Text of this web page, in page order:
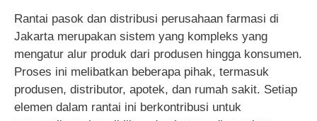
Rantai pasok dan distribusi perusahaan farmasi di
Jakarta merupakan sistem yang kompleks yang
mengatur alur produk dari produsen hingga konsumen.
Proses ini melibatkan beberapa pihak, termasuk
produsen, distributor, apotek, dan rumah sakit. Setiap
elemen dalam rantai ini berkontribusi untuk